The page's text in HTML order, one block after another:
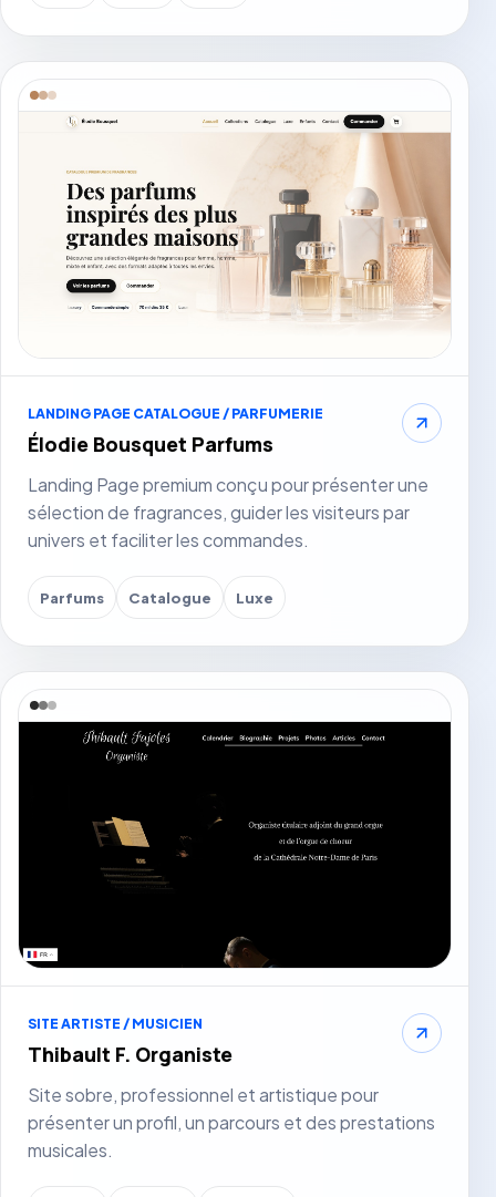
LANDING PAGE CATALOGUE / PARFUMERIE
Élodie Bousquet Parfums
Landing Page premium conçu pour présenter une
sélection de fragrances, guider les visiteurs par
univers et faciliter les commandes.
Parfums Catalogue Luxe
Voir le site
SITE ARTISTE / MUSICIEN
Thibault F. Organiste
Site sobre, professionnel et artistique pour
présenter un profil, un parcours et des prestations
musicales.
Voir le site